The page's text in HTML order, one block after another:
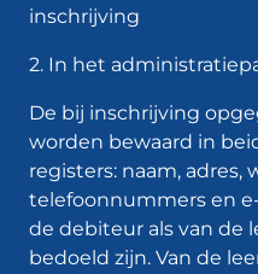
inschrijving
2. In het
De bij inschrijving
worden bewaard in
registers: naam, adres,
telefoonnummers en
de debiteur als van de
bedoeld zijn. Van de